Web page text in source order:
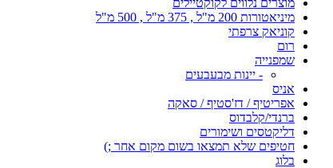
מוצרים נלווים לקוקטיילים
מיניאטורות 200 מ"ל , 375 מ"ל , 500 מ"ל
קוניאק צרפתי
רום
שמפנייה
- יינות מבעבעים
אניס
אפריטיף / דז'סטיף / סאקה
ברנדי/קלבדוס
דליקטסים ושימורים
חטיפים שלא תמצאו בשום מקום אחר ;)
בלוג